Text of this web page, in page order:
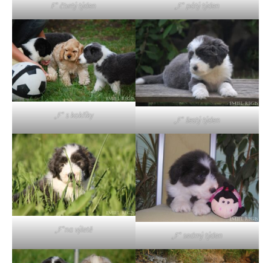
F“ čtvrtý týden „F“ pátý týden
„F“ s kokříky „F“ šestý týden
„F“na výletě
„F“ sedmý týden